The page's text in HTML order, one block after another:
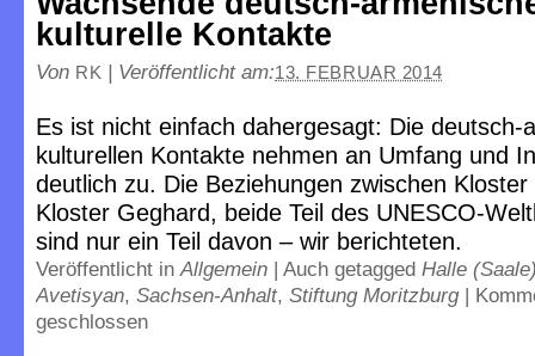
kulturelle Kontakte
Von RK | Veröffentlicht am:13. FEBRUAR 2014
Es ist nicht einfach dahergesagt: Die deutsch-
kulturellen Kontakte nehmen an Umfang und
deutlich zu. Die Beziehungen zwischen
Kloster Geghard, beide Teil des UNESCO-
sind nur ein Teil davon – wir berichteten.
Veröffentlicht inAllgemein | Auch getagged Halle
Avetisyan, Sachsen-Anhalt, Stiftung Moritzburg |
geschlossen